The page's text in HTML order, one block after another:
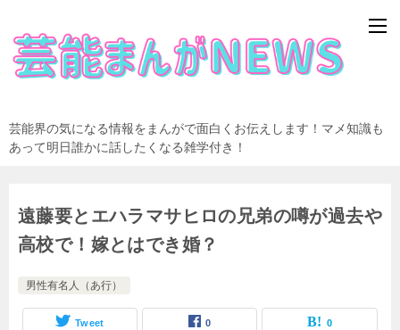
芸能界の気になる情報をまんがで面白くお伝えします！マメ知識も
あって明日誰かに話したくなる雑学付き！
遠藤要とエハラマサヒロの兄弟の噂が過去や
高校で！嫁とはでき婚？
男性有名人（あ行）
Tweet 0 0